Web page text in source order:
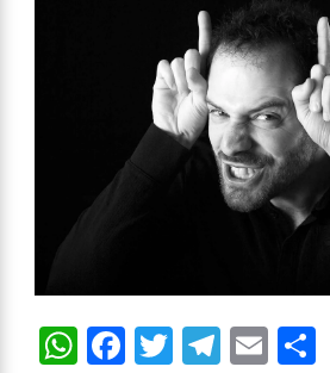
WhatsApp
Facebook
Twitter